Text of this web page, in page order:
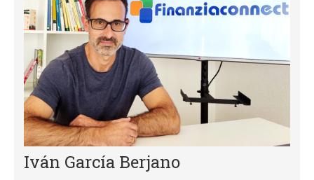
Iván García Berjano